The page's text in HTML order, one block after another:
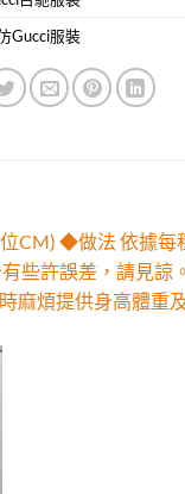
Gucci服裝
CM) ◆做法 依據每
些許誤差，請見諒
煩提供身高體重